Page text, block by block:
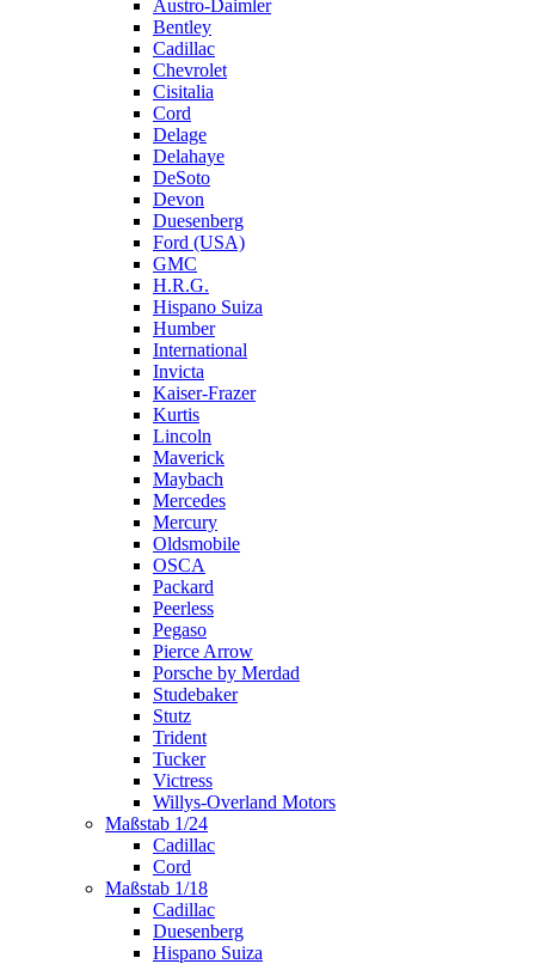
Austro-Daimler
Bentley
Cadillac
Chevrolet
Cisitalia
Cord
Delage
Delahaye
DeSoto
Devon
Duesenberg
Ford (USA)
GMC
H.R.G.
Hispano Suiza
Humber
International
Invicta
Kaiser-Frazer
Kurtis
Lincoln
Maverick
Maybach
Mercedes
Mercury
Oldsmobile
OSCA
Packard
Peerless
Pegaso
Pierce Arrow
Porsche by Merdad
Studebaker
Stutz
Trident
Tucker
Victress
Willys-Overland Motors
Maßstab 1/24
Cadillac
Cord
Maßstab 1/18
Cadillac
Duesenberg
Hispano Suiza